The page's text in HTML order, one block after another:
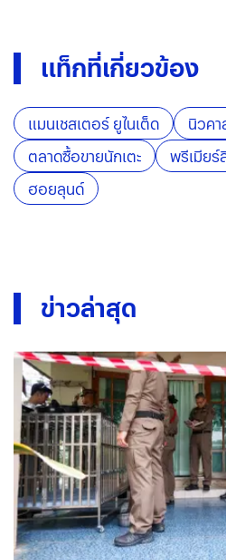
แท็กที่เกี่ยวข้อง
แมนเชสเตอร์ ยูไนเต็ด นิวคา
ตลาดซื้อขายนักเตะ
พรีเมียร์
ฮอยลุนด์
ข่าวล่าสุด